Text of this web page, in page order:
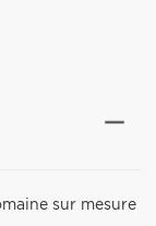
sur mesure